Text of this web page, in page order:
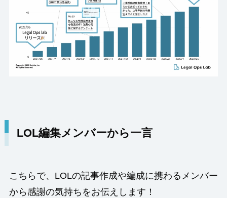
LOL編集メンバーから一言
こちらで、LOLの記事作成や編成に携わるメンバー
から感謝の気持ちをお伝えします！